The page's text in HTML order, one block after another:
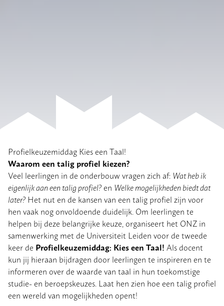
Profielkeuzemiddag Kies een Taal!
Waarom een talig profiel kiezen?
Veel leerlingen in de onderbouw vragen zich af: Wat heb ik
eigenlijk aan een talig profiel?en Welke mogelijkheden biedt dat
later? Het nut en de kansen van een talig profiel zijn voor
hen vaak nog onvoldoende duidelijk. Om leerlingen te
helpen bij deze belangrijke keuze, organiseert het ONZ in
samenwerking met de Universiteit Leiden voor de tweede
keer de Profielkeuzemiddag: Kies een Taal! Als docent
kun jij hieraan bijdragen door leerlingen te inspireren en te
informeren over de waarde van taal in hun toekomstige
studie- en beroepskeuzes. Laat hen zien hoe een talig profiel
een wereld van mogelijkheden opent!